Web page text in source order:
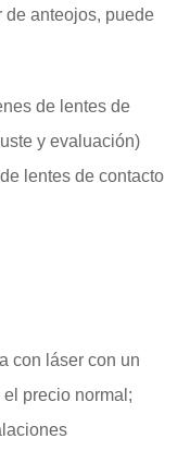
de anteojos, puede
de lentes de
y evaluación)
lentes de contacto
con láser con un
precio normal;